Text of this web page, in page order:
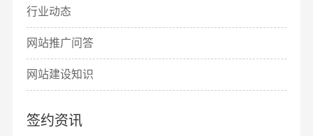
行业动态
网站推广问答
网站建设知识
签约资讯